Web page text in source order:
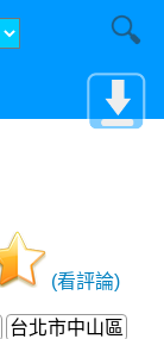
(看評論)
台北市中山區